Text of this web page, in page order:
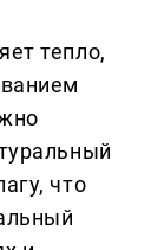
тепло,
что